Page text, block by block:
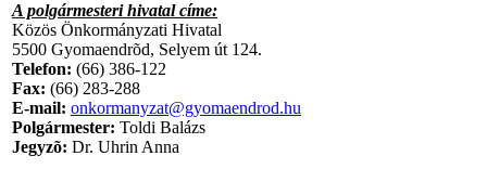
A polgármesteri hivatal címe:
Közös Önkormányzati Hivatal
5500 Gyomaendrõd, Selyem út 124.
Telefon: (66) 386-122
Fax: (66) 283-288
E-mail: onkormanyzat@gyomaendrod.hu
Polgármester: Toldi Balázs
Jegyzõ: Dr. Uhrin Anna